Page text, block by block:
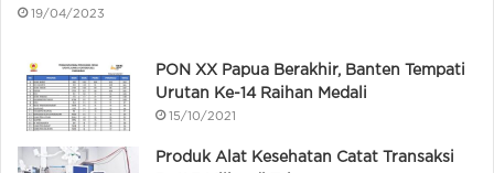
19/04/2023
PON XX Papua Berakhir, Banten Tempati
Urutan Ke-14 Raihan Medali
15/10/2021
Produk Alat Kesehatan Catat Transaksi